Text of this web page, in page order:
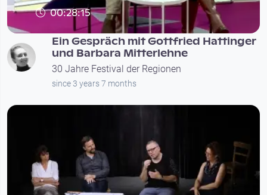
00:28:15
Ein Gespräch mit Gottfried Hattinger
und Barbara Mitterlehne
30 Jahre Festival der Regionen
since 3 years 7 months